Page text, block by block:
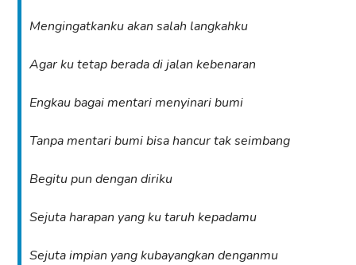
Mengingatkanku akan salah langkahku
Agar ku tetap berada di jalan kebenaran
Engkau bagai mentari menyinari bumi
Tanpa mentari bumi bisa hancur tak seimbang
Begitu pun dengan diriku
Sejuta harapan yang ku taruh kepadamu
Sejuta impian yang kubayangkan denganmu